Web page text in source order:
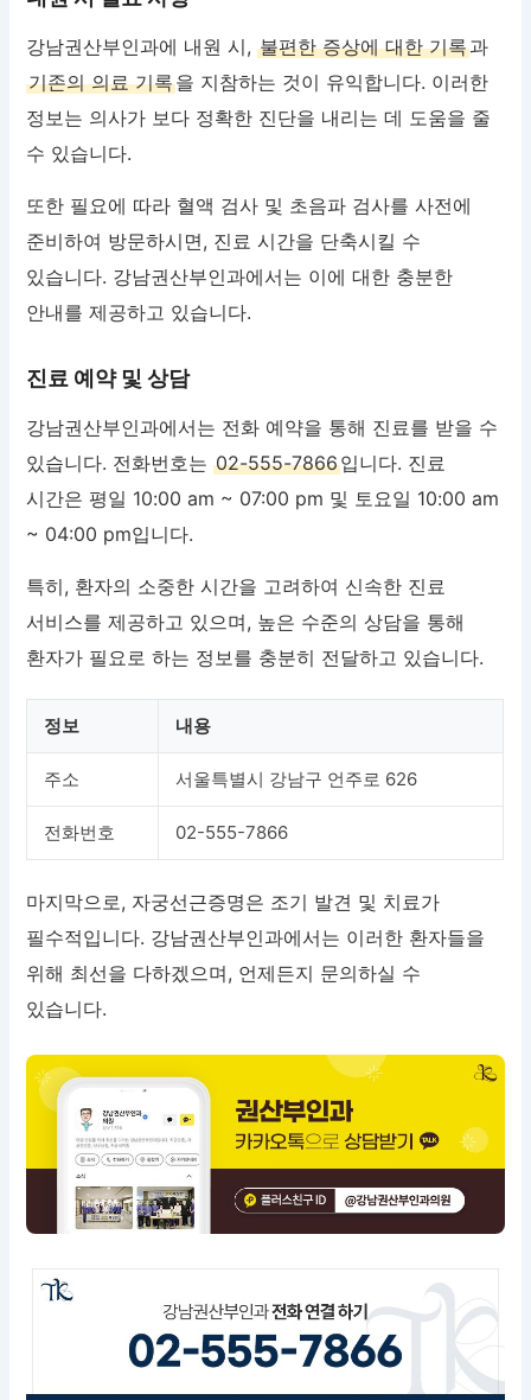
강남권산부인과에 내원 시,불편한 증상에 대한 기록과
기존의 의료 기록을 지참하는 것이 유익합니다. 이러한
정보는 의사가 보다 정확한 진단을 내리는 데 도움을 줄
수 있습니다.
또한 필요에 따라 혈액 검사 및 초음파 검사를 사전에
준비하여 방문하시면, 진료 시간을 단축시킬 수
있습니다. 강남권산부인과에서는 이에 대한 충분한
안내를 제공하고 있습니다.
진료 예약 및 상담
강남권산부인과에서는 전화 예약을 통해 진료를 받을 수
있습니다. 전화번호는02-555-7866입니다. 진료
시간은 평일 10:00 am ~ 07:00 pm 및 토요일 10:00 am
~ 04:00 pm입니다.
특히, 환자의 소중한 시간을 고려하여 신속한 진료
서비스를 제공하고 있으며, 높은 수준의 상담을 통해
환자가 필요로 하는 정보를 충분히 전달하고 있습니다.
정보 내용
주소 서울특별시 강남구 언주로 626
전화번호 02-555-7866
마지막으로, 자궁선근증명은 조기 발견 및 치료가
필수적입니다. 강남권산부인과에서는 이러한 환자들을
위해 최선을 다하겠으며, 언제든지 문의하실 수
있습니다.